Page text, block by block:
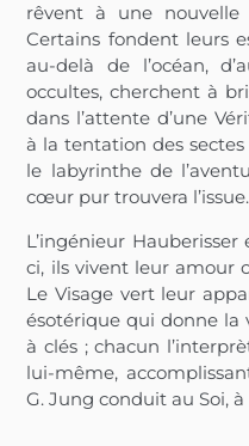
rêvent à une
Certains fondent leurs
au-delà de l’océan,
occultes, cherchent à
dans l’attente d’une
à la tentation des
le labyrinthe de
cœur pur trouvera l’issue.
L’ingénieur
ci, ils vivent leur amour
Le Visage vert leur
ésotérique qui donne la
à clés ; chacun
lui-même,
G. Jung conduit au Soi,